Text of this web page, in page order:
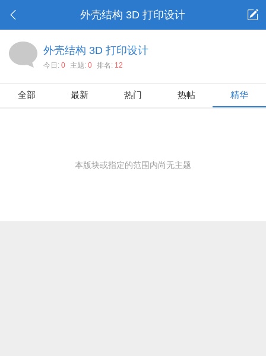
外壳结构 3D 打印设计
外壳结构 3D 打印设计
今日: 0 主题: 0 排名: 12
全部 最新 热门 热帖 精华
本版块或指定的范围内尚无主题